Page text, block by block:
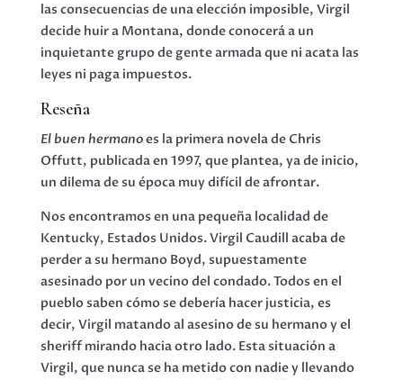
las consecuencias de una elección imposible, Virgil
decide huir a Montana, donde conocerá a un
inquietante grupo de gente armada que ni acata las
leyes ni paga impuestos.
Reseña
El buen hermanoes la primera novela de Chris
Offutt, publicada en 1997, que plantea, ya de inicio,
un dilema de su época muy difícil de afrontar.
Nos encontramos en una pequeña localidad de
Kentucky, Estados Unidos. Virgil Caudill acaba de
perder a su hermano Boyd, supuestamente
asesinado por un vecino del condado. Todos en el
pueblo saben cómo se debería hacer justicia, es
decir, Virgil matando al asesino de su hermano y el
sheriff mirando hacia otro lado. Esta situación a
Virgil, que nunca se ha metido con nadie y llevando